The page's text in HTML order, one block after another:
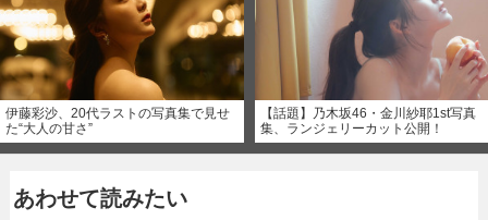
伊藤彩沙、20代ラストの写真集で見せ
た“大人の甘さ”
【話題】乃木坂46・金川紗耶1st写真
集、ランジェリーカット公開！
あわせて読みたい